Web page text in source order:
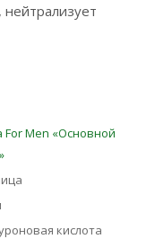
For Men «Основной
кислота